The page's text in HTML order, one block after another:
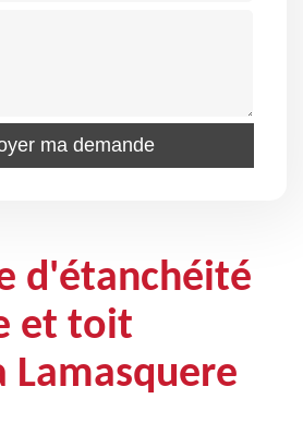
d'étanchéité
et toit
Lamasquere